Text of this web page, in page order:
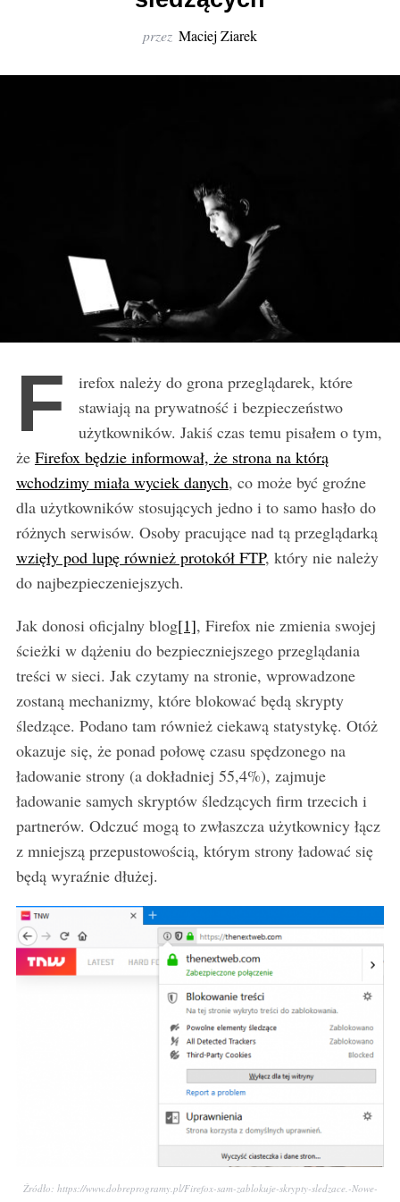
przez Maciej Ziarek
F
irefox należy do grona przeglądarek, które
stawiają na prywatność i bezpieczeństwo
użytkowników. Jakiś czas temu pisałem o tym,
że Firefox będzie informował, że strona na którą
wchodzimy miała wyciek danych, co może być groźne
dla użytkowników stosujących jedno i to samo hasło do
różnych serwisów. Osoby pracujące nad tą przeglądarką
wzięły pod lupę również protokół FTP, który nie należy
do najbezpieczeniejszych.
Jak donosi oficjalny blog[1], Firefox nie zmienia swojej
ścieżki w dążeniu do bezpieczniejszego przeglądania
treści w sieci. Jak czytamy na stronie, wprowadzone
zostaną mechanizmy, które blokować będą skrypty
śledzące. Podano tam również ciekawą statystykę. Otóż
okazuje się, że ponad połowę czasu spędzonego na
ładowanie strony (a dokładniej 55,4%), zajmuje
ładowanie samych skryptów śledzących firm trzecich i
partnerów. Odczuć mogą to zwłaszcza użytkownicy łącz
z mniejszą przepustowością, którym strony ładować się
będą wyraźnie dłużej.
Źródło: https://www.dobreprogramy.pl/Firefox-sam-zablokuje-skrypty-sledzace.-Nowe-
e